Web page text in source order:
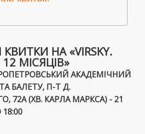
НА «VIRSKY.
МІСЯЦІВ»
АКАДЕМІЧНИЙ
БАЛЕТУ, П-Т Д.
72А (ХВ. КАРЛА МАРКСА) - 21